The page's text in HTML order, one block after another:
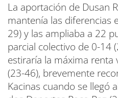
La aportación de Dusan
mantenía las diferencias
29) y las ampliaba a 22
parcial colectivo de 0-14
estiraría la máxima
(23-46), brevemente
Kacinas cuando se llegó